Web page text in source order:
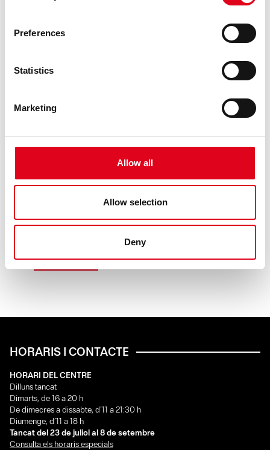
Preferences
Statistics
Marketing
Allow all
Allow selection
Deny
Fraj, Miguel Ángel Ramos i la direcció artística del Centre
de les Arts Lliures de la Fundació Joan Brossa (Georgina
ha rev ......
LLEGEIX
HORARIS I CONTACTE
HORARI DEL CENTRE
Dilluns tancat
Dimarts, de 16 a 20 h
De dimecres a dissabte, d’11 a 21:30 h
Diumenge, d’11 a 18 h
Tancat del 23 de juliol al 8 de setembre
Consulta els horaris especials